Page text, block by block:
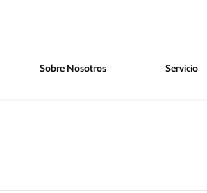
Sobre Nosotros Servicio